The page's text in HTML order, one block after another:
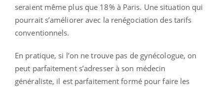
seraient même plus que 18% à Paris. Une situation qui
pourrait s’améliorer avec la renégociation des tarifs
conventionnels.
En pratique, si l’on ne trouve pas de gynécologue, on
peut parfaitement s’adresser à son médecin
généraliste, il est parfaitement formé pour faire les